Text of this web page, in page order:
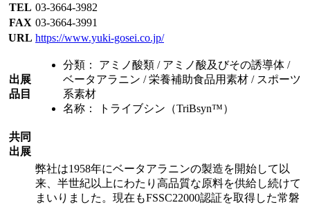
TEL 03-3664-3982
FAX 03-3664-3991
URL https://www.yuki-gosei.co.jp/
出展
品目
分類：
アミノ酸類 / アミノ酸及びその誘導体 /
ベータアラニン / 栄養補助食品用素材 / スポーツ
系素材
名称：
トライブシン（TriBsyn™）
共同
出展
弊社は1958年にベータアラニンの製造を開始して以
来、半世紀以上にわたり高品質な原料を供給し続けて
まいりました。現在もFSSC22000認証を取得した常磐